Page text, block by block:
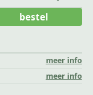
meer info
meer info
bestel